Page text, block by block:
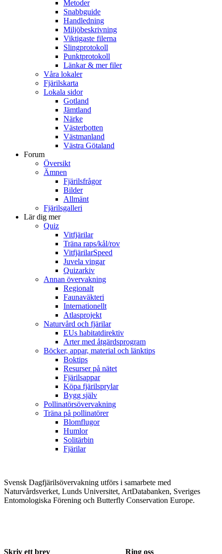
Metoder
Snabbguide
Handledning
Miljöbeskrivning
Viktigaste filerna
Slingprotokoll
Punktprotokoll
Länkar & mer filer
Våra lokaler
Fjärilskarta
Lokala sidor
Gotland
Jämtland
Närke
Västerbotten
Västmanland
Västra Götaland
Forum
Översikt
Ämnen
Fjärilsfrågor
Bilder
Allmänt
Fjärilsgalleri
Lär dig mer
Quiz
Vitfjärilar
Träna raps/kål/rov
VitfjärilarSpeed
Juvela vingar
Quizarkiv
Annan övervakning
Regionalt
Faunaväkteri
Internationellt
Atlasprojekt
Naturvård och fjärilar
EUs habitatdirektiv
Arter med åtgärdsprogram
Böcker, appar, material och länktips
Boktips
Resurser på nätet
Fjärilsappar
Köpa fjärilsprylar
Bygg själv
Pollinatörsövervakning
Träna på pollinatörer
Blomflugor
Humlor
Solitärbin
Fjärilar
Svensk Dagfjärilsövervakning utförs i samarbete med
Naturvårdsverket, Lunds Universitet, ArtDatabanken, Sveriges
Entomologiska Förening och Butterfly Conservation Europe.
Skriv ett brev Ring oss